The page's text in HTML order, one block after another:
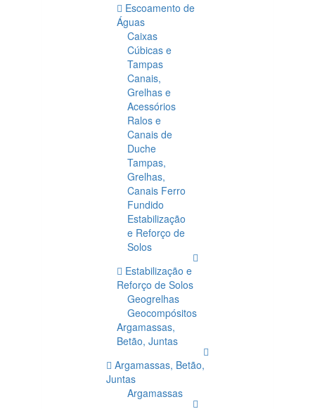
Escoamento de
Águas
Caixas
Cúbicas e
Tampas
Canais,
Grelhas e
Acessórios
Ralos e
Canais de
Duche
Tampas,
Grelhas,
Canais Ferro
Fundido
Estabilização
e Reforço de
Solos
Estabilização e
Reforço de Solos
Geogrelhas
Geocompósitos
Argamassas,
Betão, Juntas
Argamassas, Betão,
Juntas
Argamassas